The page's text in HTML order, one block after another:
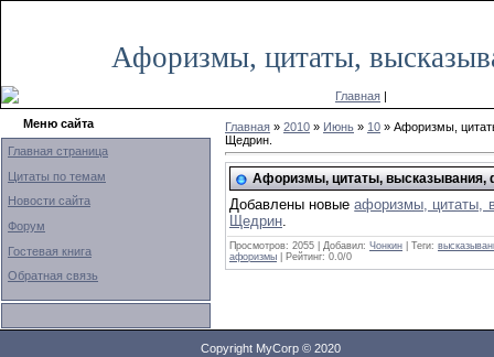
Афоризмы, цитаты,
Главная |
Меню сайта
Главная страница
Цитаты по темам
Новости сайта
Форум
Гостевая книга
Обратная связь
Главная » 2010 » Июнь » 10 » Афоризмы,
Щедрин.
Афоризмы, цитаты,
Добавлены новыеафоризмы, цитаты,
Щедрин
Просмотров: 2055 | Добавил: Чонкин | Теги:
афоризмы | Рейтинг: 0.0/0
Copyright MyCorp © 2020